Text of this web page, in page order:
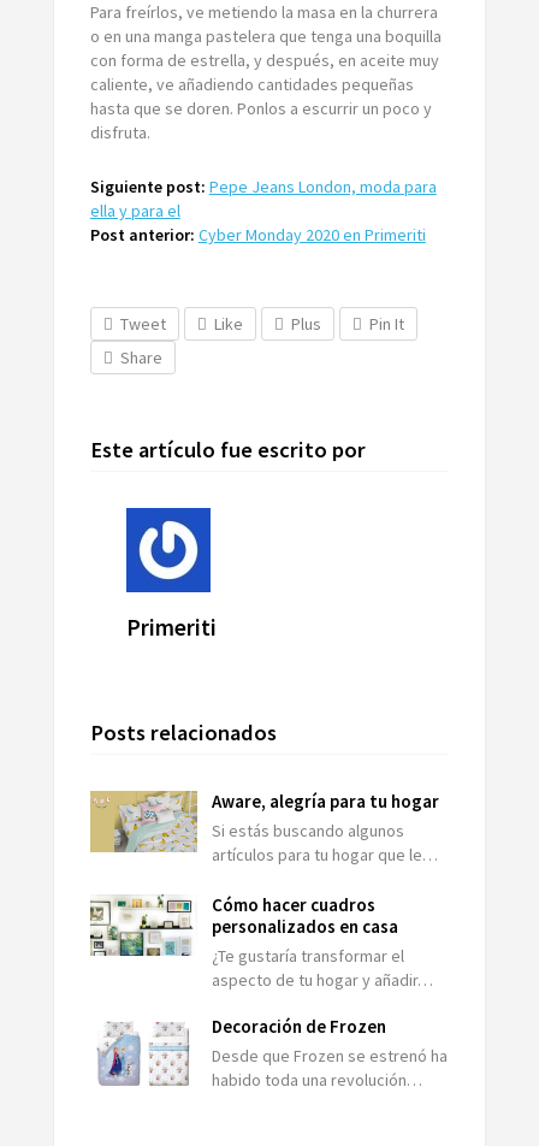
Para freírlos, ve metiendo la masa en la churrera
o en una manga pastelera que tenga una boquilla
con forma de estrella, y después, en aceite muy
caliente, ve añadiendo cantidades pequeñas
hasta que se doren. Ponlos a escurrir un poco y
disfruta.
Siguiente post: Pepe Jeans London, moda para
ella y para el
Post anterior: Cyber Monday 2020 en Primeriti
Tweet Like Plus
Pin It
Share
Este artículo fue escrito por
Primeriti
Posts relacionados
Aware, alegría para tu hogar
Si estás buscando algunos
artículos para tu hogar que le…
Cómo hacer cuadros
personalizados en casa
¿Te gustaría transformar el
aspecto de tu hogar y añadir…
Decoración de Frozen
Desde que Frozen se estrenó ha
habido toda una revolución…